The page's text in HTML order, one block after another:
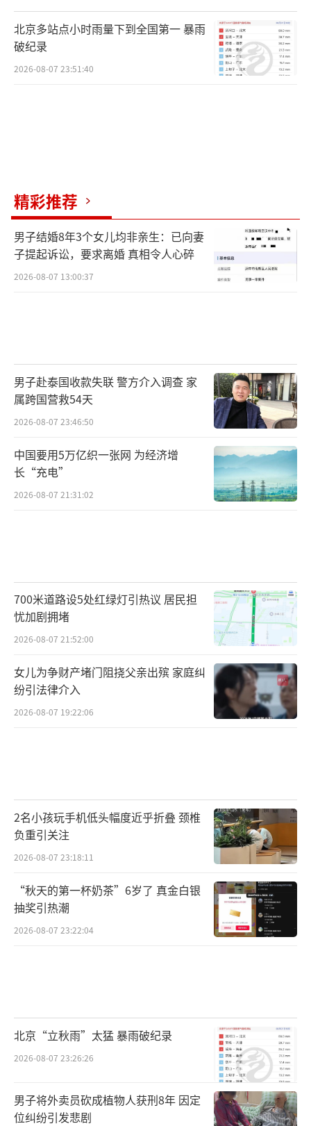
北京多站点小时雨量下到全国第一 暴雨
破纪录
2026-08-07 23:51:40
精彩推荐
男子结婚8年3个女儿均非亲生：已向妻
子提起诉讼，要求离婚 真相令人心碎
2026-08-07 13:00:37
男子赴泰国收款失联 警方介入调查 家
属跨国营救54天
2026-08-07 23:46:50
中国要用5万亿织一张网 为经济增
长“充电”
2026-08-07 21:31:02
700米道路设5处红绿灯引热议 居民担
忧加剧拥堵
2026-08-07 21:52:00
女儿为争财产堵门阻挠父亲出殡 家庭纠
纷引法律介入
2026-08-07 19:22:06
2名小孩玩手机低头幅度近乎折叠 颈椎
负重引关注
2026-08-07 23:18:11
“秋天的第一杯奶茶”6岁了 真金白银
抽奖引热潮
2026-08-07 23:22:04
北京“立秋雨”太猛 暴雨破纪录
2026-08-07 23:26:26
男子将外卖员砍成植物人获刑8年 因定
位纠纷引发悲剧